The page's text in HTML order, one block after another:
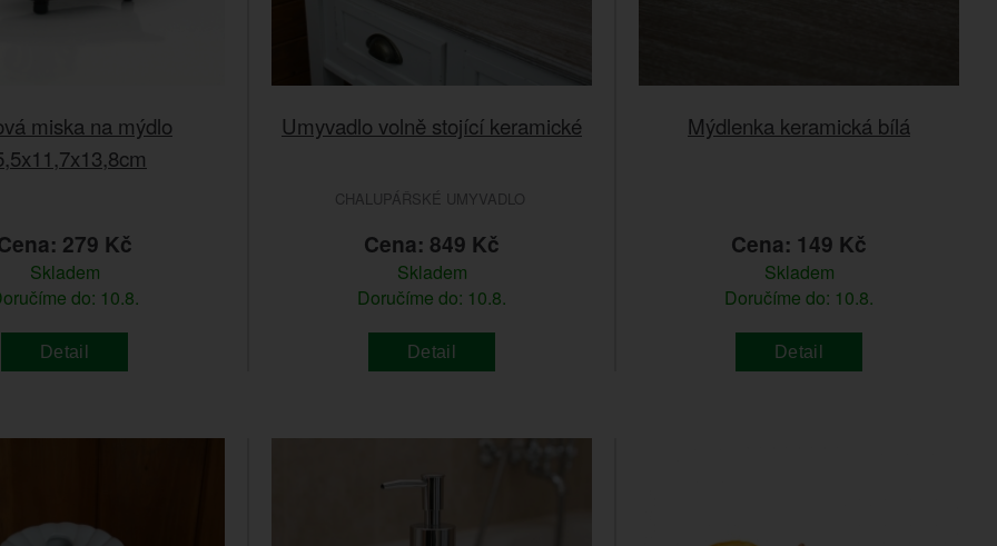
miska na mýdlo
279 Kč
Skladem
do: 10.8.
Detail
Umyvadlo volně stojící keramické
CHALUPÁŘSKÉ UMYVADLO
Cena: 849 Kč
Skladem
Doručíme do: 10.8.
Detail
Mýdlenka keramická bílá
Cena: 149 Kč
Skladem
Doručíme do: 10.8.
Detail